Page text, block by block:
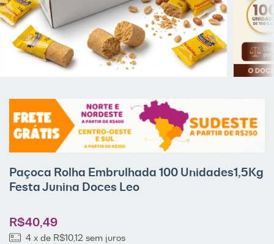
Paçoca Rolha Embrulhada 100 Unidades1,5Kg
Festa Junina Doces Leo
R$40,49
4 x de R$10,12 sem juros